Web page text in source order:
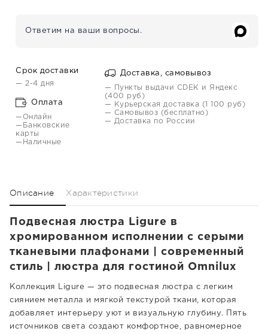
Ответим на ваши вопросы.
Срок доставки
— 2-4 дня
Оплата
—Онлайн
—Банковские
карты
—Наличные
Доставка, самовывоз
— Пункты выдачи CDEK и Яндекс
(400 руб)
— Курьерская доставка (1 100 руб)
— Самовывоз (бесплатно)
— Доставка по России
Описание Характеристики
Подвесная люстра Ligure в
хромированном исполнении с серыми
тканевыми плафонами | современный
стиль | люстра для гостиной Omnilux
Коллекция Ligure — это подвесная люстра с легким
сиянием металла и мягкой текстурой ткани, которая
добавляет интерьеру уют и визуальную глубину. Пять
источников света создают комфортное, равномерное